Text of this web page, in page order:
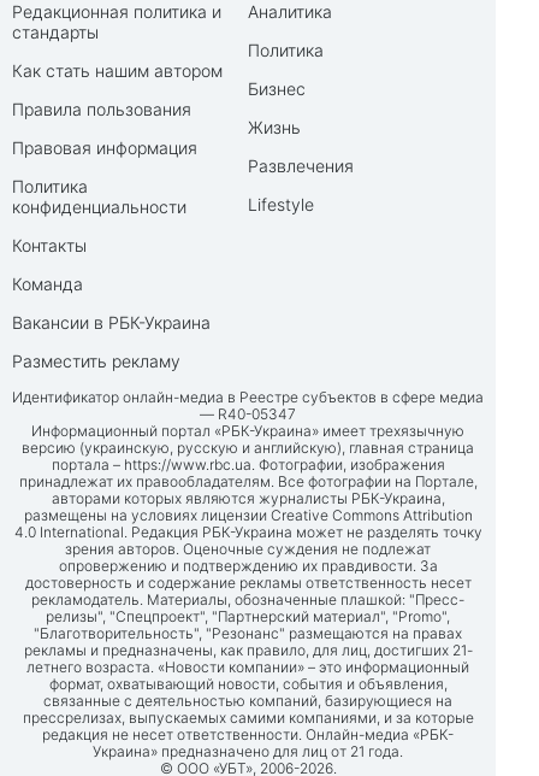
Редакционная политика и
стандарты
Как стать нашим автором
Правила пользования
Правовая информация
Политика
конфиденциальности
Контакты
Команда
Вакансии в РБК-Украина
Разместить рекламу
Аналитика
Политика
Бизнес
Жизнь
Развлечения
Lifestyle
Идентификатор онлайн-медиа в Реестре субъектов в сфере медиа
— R40-05347
Информационный портал «РБК-Украина» имеет трехязычную
версию (украинскую, русскую и английскую), главная страница
портала – https://www.rbc.ua. Фотографии, изображения
принадлежат их правообладателям. Все фотографии на Портале,
авторами которых являются журналисты РБК-Украина,
размещены на условиях лицензии Creative Commons Attribution
4.0 International. Редакция РБК-Украина может не разделять точку
зрения авторов. Оценочные суждения не подлежат
опровержению и подтверждению их правдивости. За
достоверность и содержание рекламы ответственность несет
рекламодатель. Материалы, обозначенные плашкой: "Пресс-
релизы", "Спецпроект", "Партнерский материал", "Promo",
"Благотворительность", "Резонанс" размещаются на правах
рекламы и предназначены, как правило, для лиц, достигших 21-
летнего возраста. «Новости компании» – это информационный
формат, охватывающий новости, события и объявления,
связанные с деятельностью компаний, базирующиеся на
прессрелизах, выпускаемых самими компаниями, и за которые
редакция не несет ответственности. Онлайн-медиа «РБК-
Украина» предназначено для лиц от 21 года.
© ООО «УБТ», 2006-2026.